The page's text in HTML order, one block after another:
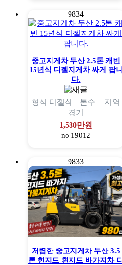
9834
중고지게차 두산 2.5톤 캐빈
15년식 디젤지게차 싸게 팝니
다.
형식 디젤식 | 톤수 | 지역
경기
1,580만원
no.19012
9833
저렴한 중고지게차 두산 3.5
톤 힌지드 흰지드 바가지차 디